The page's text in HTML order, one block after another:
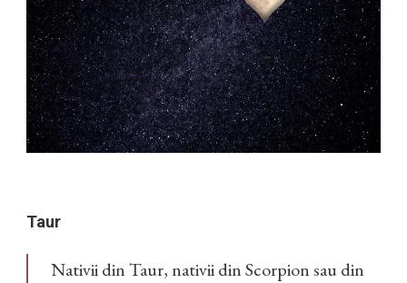
Taur
Nativii din Taur, nativii din Scorpion sau din